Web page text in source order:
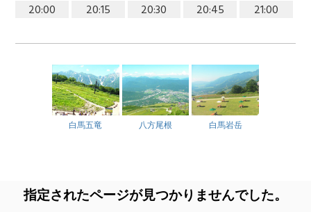
20:00
20:15 20:30 20:45 21:00
白馬五竜 八方尾根 白馬岩岳